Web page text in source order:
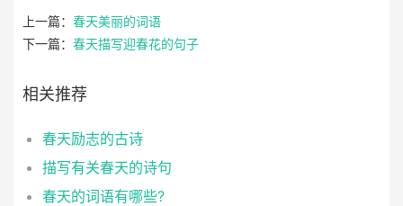
上一篇： 春天美丽的词语
下一篇： 春天描写迎春花的句子
相关推荐
春天励志的古诗
描写有关春天的诗句
春天的词语有哪些?